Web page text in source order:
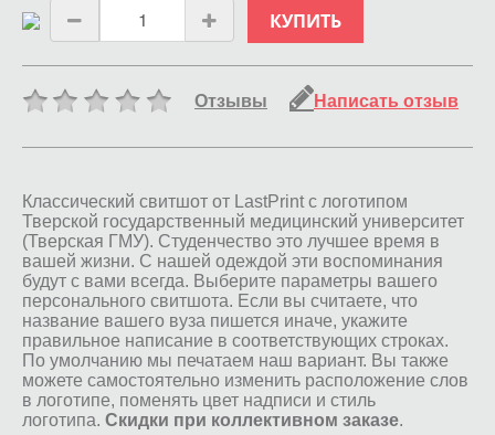
КУПИТЬ
Отзывы Написать отзыв
Классический свитшот от LastPrint с логотипом
Тверской государственный медицинский университет
(Тверская ГМУ). Студенчество это лучшее время в
вашей жизни. С нашей одеждой эти воспоминания
будут с вами всегда. Выберите параметры вашего
персонального свитшота. Если вы считаете, что
название вашего вуза пишется иначе, укажите
правильное написание в соответствующих строках.
По умолчанию мы печатаем наш вариант. Вы также
можете самостоятельно изменить расположение слов
в логотипе, поменять цвет надписи и стиль
логотипа. Скидки при коллективном заказе.